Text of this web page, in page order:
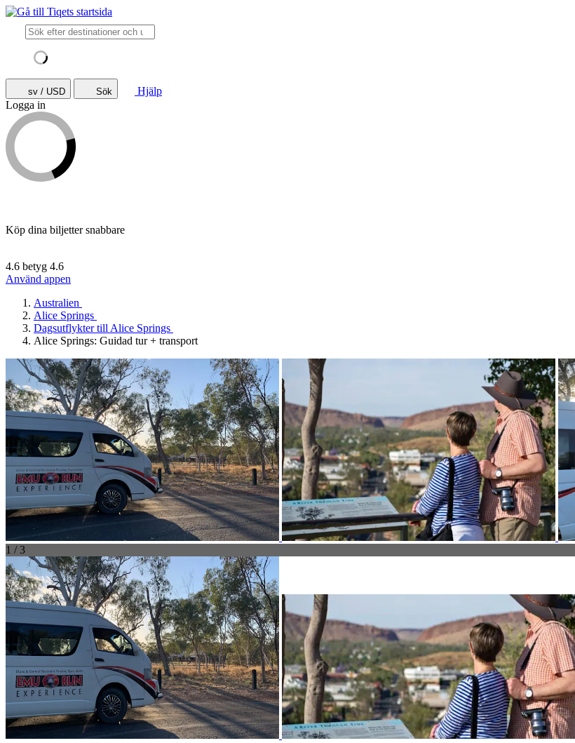
sv / USD Sök
Hjälp
Logga in
Köp dina biljetter snabbare
4.6 betyg 4.6
Använd appen
Australien
Alice Springs
Dagsutflykter till Alice Springs
Alice Springs: Guidad tur + transport
1 / 3